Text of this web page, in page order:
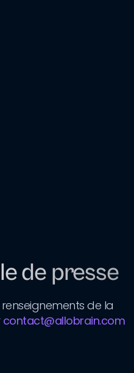
de presse
de la
contact@allobrain.com